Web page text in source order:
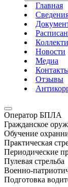
Главная
Новости
Медиа
Отзывы
Оператор БПЛА
Гражданское
Обучение
Практическая
Периодические
Пулевая стрельба
Военно-
Подготовка